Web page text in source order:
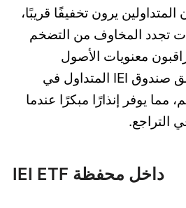
يرون تخفيفًا قريبًا،
تجدد المخاوف من التضخم
معنويات الأصول
المختلفة، غالبًا ما يسبق صندوق IEI المتداول في
مما يوفر إنذارًا مبكرًا عندما
التراجع.
داخل محفظة IEI ETF